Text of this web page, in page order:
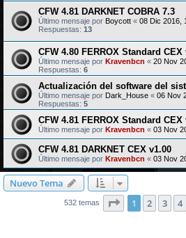
CFW 4.81 DARKNET COBRA 7.3
Último mensaje por Boycott « 08 Dic 2016,
Respuestas: 13
CFW 4.80 FERROX Standard CEX
Último mensaje por Kravenbcn « 20 Nov
Respuestas: 6
Actualización del software del
Último mensaje por Dark_House « 06 Nov
Respuestas: 5
CFW 4.81 FERROX Standard CEX
Último mensaje por Kravenbcn « 03 Nov
CFW 4.81 DARKNET CEX v1.00
Último mensaje por Kravenbcn « 03 Nov
Nuevo Tema
532 temas Página de 22
1 2 3 4